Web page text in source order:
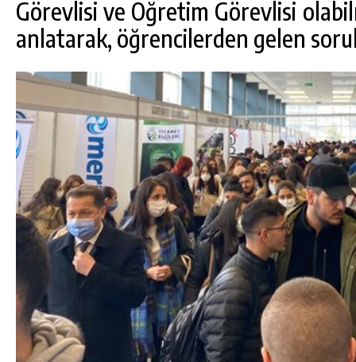
Görevlisi ve Öğretim Görevlisi
anlatarak, öğrencilerden gelen